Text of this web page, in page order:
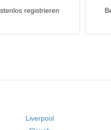
registrieren
Liverpool